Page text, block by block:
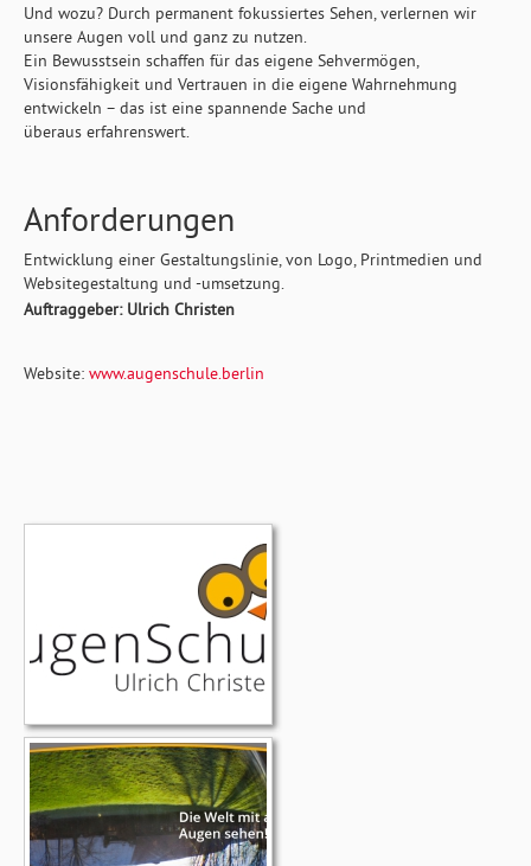
Und wozu? Durch permanent fokussiertes Sehen, verlernen wir
unsere Augen voll und ganz zu nutzen.
Ein Bewusstsein schaffen für das eigene Sehvermögen,
Visionsfähigkeit und Vertrauen in die eigene Wahrnehmung
entwickeln – das ist eine spannende Sache und
überaus erfahrenswert.
Anforderungen
Entwicklung einer Gestaltungslinie, von Logo, Printmedien und
Websitegestaltung und -umsetzung.
Auftraggeber: Ulrich Christen
Website: www.augenschule.berlin